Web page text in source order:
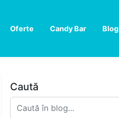
Oferte Candy Bar Blog
Caută